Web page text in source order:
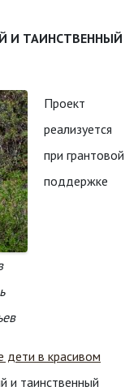
И ТАИНСТВЕННЫЙ
Проект
реализуется
при грантовой
поддержке
дети в красивом
и таинственный